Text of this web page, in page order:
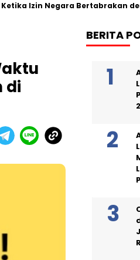
Negara Bertabrakan dengan
di
BERITA